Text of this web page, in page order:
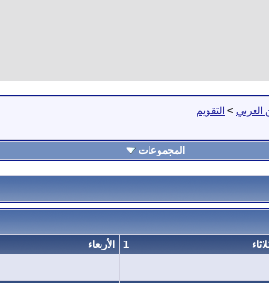
العربي > التقويم
المجموعات
1 الأربعاء